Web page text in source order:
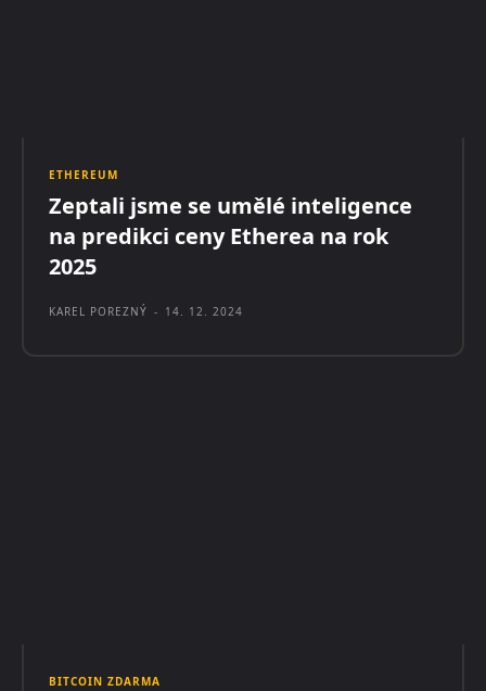
ETHEREUM
Zeptali jsme se umělé inteligence
na predikci ceny Etherea na rok
2025
KAREL POREZNÝ - 14. 12. 2024
BITCOIN ZDARMA